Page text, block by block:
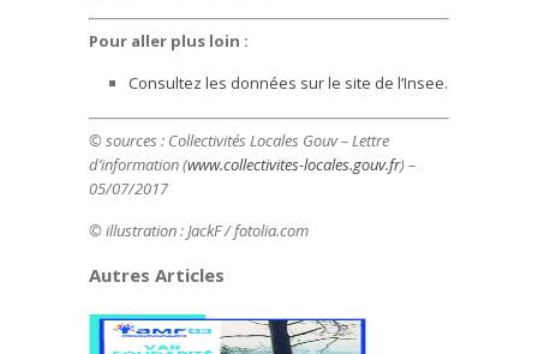
Pour aller plus loin :
Consultez les données sur le site de l’Insee.
© sources : Collectivités Locales Gouv – Lettre
d’information (www.collectivites-locales.gouv.fr) –
05/07/2017
© illustration : JackF / fotolia.com
Autres Articles